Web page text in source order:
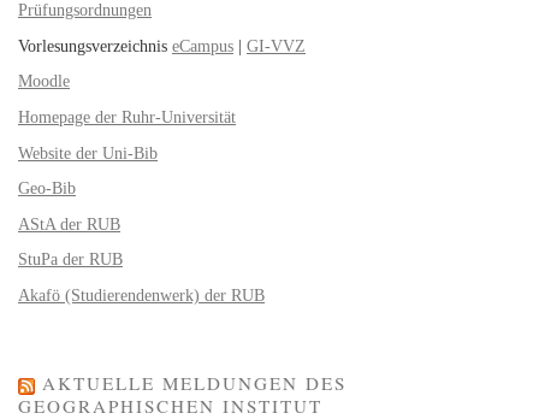
Prüfungsordnungen
Vorlesungsverzeichnis eCampus
GI-VVZ
Moodle
Homepage der Ruhr-Universität
Website der Uni-Bib
Geo-Bib
AStA der RUB
StuPa der RUB
Akafö (Studierendenwerk) der RUB
AKTUELLE MELDUNGEN DES
GEOGRAPHISCHEN INSTITUT